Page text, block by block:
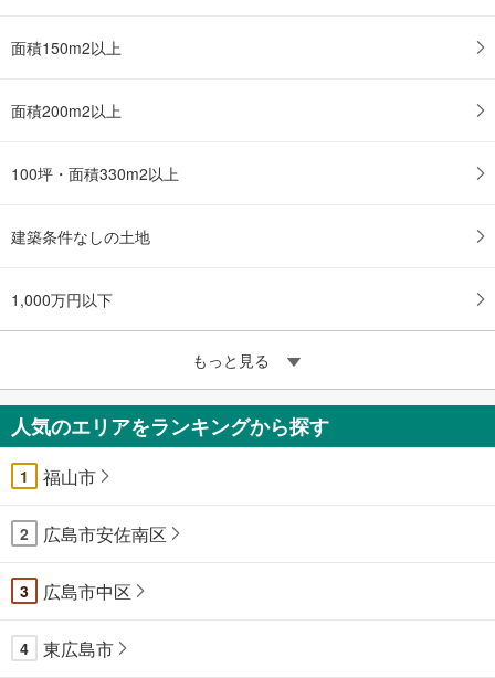
面積150m2以上
面積200m2以上
100坪・面積330m2以上
建築条件なしの土地
1,000万円以下
もっと見る
人気のエリアをランキングから探す
1 福山市
2 広島市安佐南区
3 広島市中区
4 東広島市